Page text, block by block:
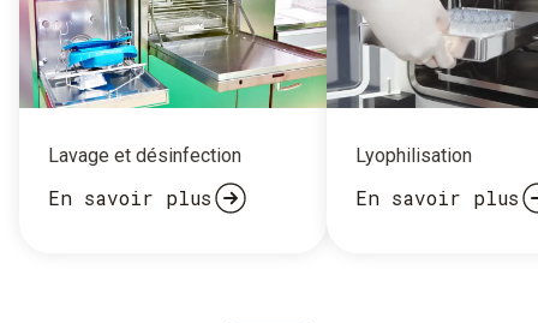
Lavage et désinfection
En savoir plus
Lyophilisation
En savoir plus